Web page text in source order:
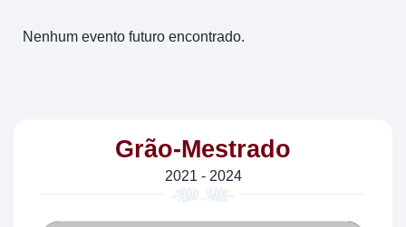
Nenhum evento futuro encontrado.
Grão-Mestrado
2021 - 2024